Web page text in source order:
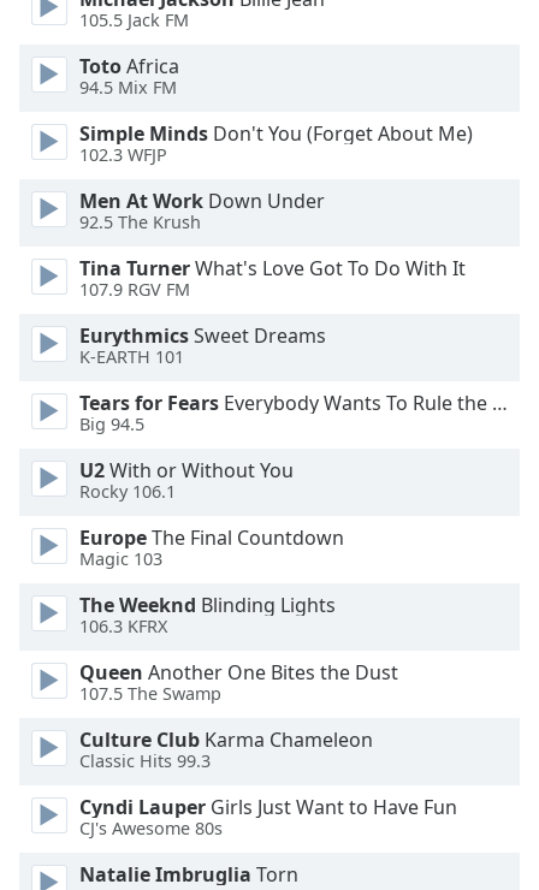
window.
Escape
cancel
and
close
Text
Color
Opacity
Text
Background
Color
Opacity
Caption
Area
Color
Opacity
Font
105.5 Jack FM
TotoAfrica
94.5 Mix FM
Simple Minds Don't You (Forget About Me)
102.3 WFJP
Men At Work Down Under
92.5 The Krush
Tina TurnerWhat's Love Got To Do With It
107.9 RGV FM
EurythmicsSweet Dreams
K-EARTH 101
Tears for Fears Everybody Wants To Rule the World
Big 94.5
U2With or Without You
Rocky 106.1
EuropeThe Final Countdown
Magic 103
The Weeknd Blinding Lights
106.3 KFRX
Queen Another One Bites the Dust
107.5 The Swamp
Culture Club Karma Chameleon
Classic Hits 99.3
Cyndi Lauper Girls Just Want to Have Fun
CJ's Awesome 80s
Natalie Imbruglia Torn